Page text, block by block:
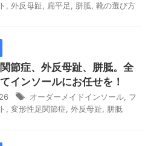
外反母趾 扁平足 胼胝 靴の選び方
節症、外反母趾、胼胝。全
インソールにお任せを！
オーダーメイドインソール フ
変形性足関節症 外反母趾 胼胝